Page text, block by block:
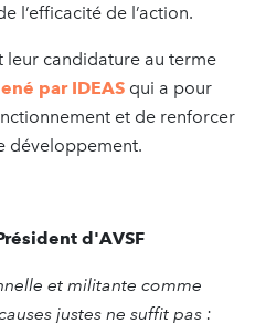
l’efficacité de l’action.
leur candidature au terme
par IDEAS qui a pour
et de renforcer
développement.
d'AVSF
et militante comme
justes ne suffit pas :